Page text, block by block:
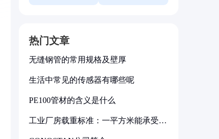
热门文章
无缝钢管的常用规格及壁厚
生活中常见的传感器有哪些呢
PE100管材的含义是什么
工业厂房载重标准：一平方米能承受多